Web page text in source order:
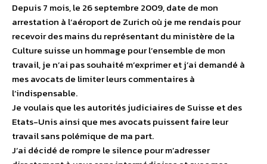
Depuis 7 mois, le 26 septembre 2009, date de mon
arrestation à l’aéroport de Zurich où je me rendais pour
recevoir des mains du représentant du ministère de la
Culture suisse un hommage pour l’ensemble de mon
travail, je n’ai pas souhaité m’exprimer et j’ai demandé à
mes avocats de limiter leurs commentaires à
l’indispensable.
Je voulais que les autorités judiciaires de Suisse et des
Etats-Unis ainsi que mes avocats puissent faire leur
travail sans polémique de ma part.
J’ai décidé de rompre le silence pour m’adresser